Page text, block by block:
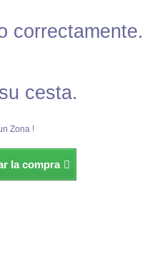
correctamente.
cesta.
Zona !
la compra